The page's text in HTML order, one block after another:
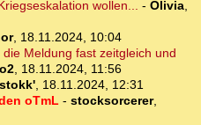
wollen... - Olivia,
, 18.11.2024, 10:04
Meldung fast zeitgleich und
, 18.11.2024, 11:56
stokk', 18.11.2024, 12:31
oTmL- stocksorcerer,